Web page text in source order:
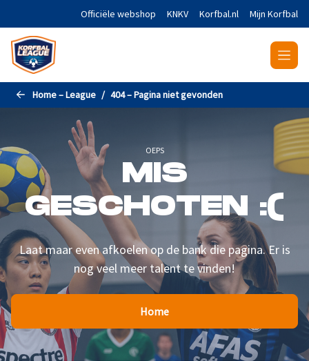
Naar de hoofdinhoud gaanOfficiële webshop KNKV Korfbal.nl Mijn Korfbal
Home – League 404 – Pagina niet gevonden
OEPS
MIS
GESCHOTEN :(
Laat maar even afkoelen op de bank die pagina. Er is
nog veel meer talent te vinden!
Home